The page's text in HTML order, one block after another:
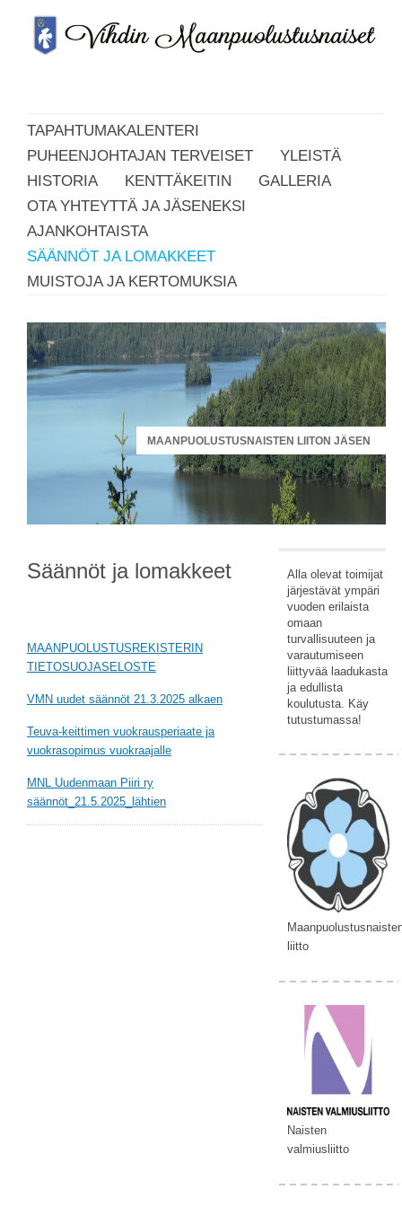
TAPAHTUMAKALENTERI
PUHEENJOHTAJAN TERVEISET
YLEISTÄ
HISTORIA
KENTTÄKEITIN
GALLERIA
OTA YHTEYTTÄ JA JÄSENEKSI
AJANKOHTAISTA
SÄÄNNÖT JA LOMAKKEET
MUISTOJA JA KERTOMUKSIA
MAANPUOLUSTUSNAISTEN LIITON JÄSEN
Säännöt ja lomakkeet
MAANPUOLUSTUSREKISTERIN
TIETOSUOJASELOSTE
VMN uudet säännöt 21.3.2025 alkaen
Teuva-keittimen vuokrausperiaate ja
vuokrasopimus vuokraajalle
MNL Uudenmaan Piiri ry
säännöt_21.5.2025_lähtien
Alla olevat toimijat
järjestävät ympäri
vuoden erilaista
omaan
turvallisuuteen ja
varautumiseen
liittyvää laadukasta
ja edullista
koulutusta. Käy
tutustumassa!
liitto
Naisten
valmiusliitto